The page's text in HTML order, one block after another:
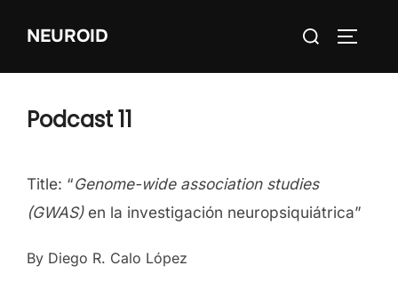
NEUROID
Search
Podcast 11
Title: “Genome-wide association studies
(GWAS)en la investigación neuropsiquiátrica”
By Diego R. Calo López